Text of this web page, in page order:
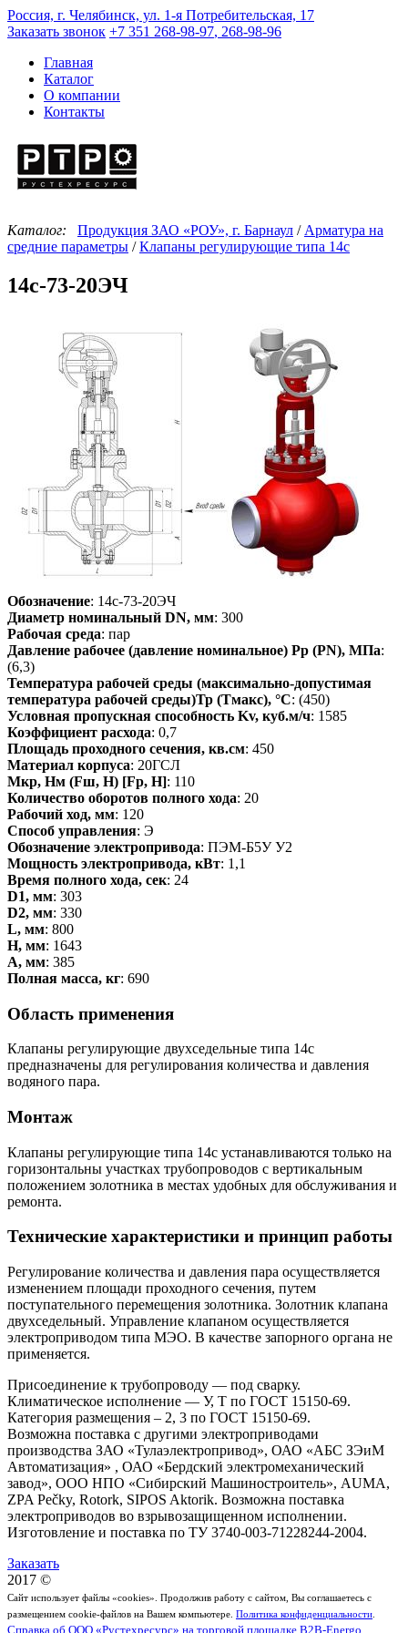
Россия, г. Челябинск, ул. 1-я Потребительская, 17
Заказать звонок +7 351 268-98-97, 268-98-96
Главная
Каталог
О компании
Контакты
Каталог: Продукция ЗАО «РОУ», г. Барнаул / Арматура на
средние параметры /Клапаны регулирующие типа 14с
14с-73-20ЭЧ
Обозначение: 14с-73-20ЭЧ
Диаметр номинальный DN, мм: 300
Рабочая среда: пар
Давление рабочее (давление номинальное) Pp (PN), МПа:
(6,3)
Температура рабочей среды (максимально-допустимая
температура рабочей среды)Тр (Тмакс), °С: (450)
Условная пропускная способность Kv, куб.м/ч: 1585
Коэффициент расхода: 0,7
Площадь проходного сечения, кв.см: 450
Материал корпуса: 20ГСЛ
Мкр, Нм (Fш, Н) [Fp, H]: 110
Количество оборотов полного хода: 20
Рабочий ход, мм: 120
Способ управления: Э
Обозначение электропривода: ПЭМ-Б5У У2
Мощность электропривода, кВт: 1,1
Время полного хода, сек: 24
D1, мм: 303
D2, мм: 330
L, мм: 800
Н, мм: 1643
А, мм: 385
Полная масса, кг: 690
Область применения
Клапаны регулирующие двухседельные типа 14с
предназначены для регулирования количества и давления
водяного пара.
Монтаж
Клапаны регулирующие типа 14с устанавливаются только на
горизонтальны участках трубопроводов с вертикальным
положением золотника в местах удобных для обслуживания и
ремонта.
Технические характеристики и принцип работы
Регулирование количества и давления пара осуществляется
изменением площади проходного сечения, путем
поступательного перемещения золотника. Золотник клапана
двухседельный. Управление клапаном осуществляется
электроприводом типа МЭО. В качестве запорного органа не
применяется.
Присоединение к трубопроводу — под сварку.
Климатическое исполнение — У, Т по ГОСТ 15150-69.
Категория размещения – 2, 3 по ГОСТ 15150-69.
Возможна поставка с другими электроприводами
производства ЗАО «Тулаэлектропривод», ОАО «АБС ЗЭиМ
Автоматизация» , ОАО «Бердский электромеханический
завод», ООО НПО «Сибирский Машиностроитель», AUMA,
ZPA Pečky, Rotork, SIPOS Aktorik. Возможна поставка
электроприводов во взрывозащищенном исполнении.
Изготовление и поставка по ТУ 3740-003-71228244-2004.
Заказать
2017 ©
Сайт использует файлы «cookies». Продолжив работу с сайтом, Вы соглашаетесь с
размещением cookie-файлов на Вашем компьютере. Политика конфиденциальности
Справка об ООО «Рустехресурс» на торговой площадке B2B-Energo